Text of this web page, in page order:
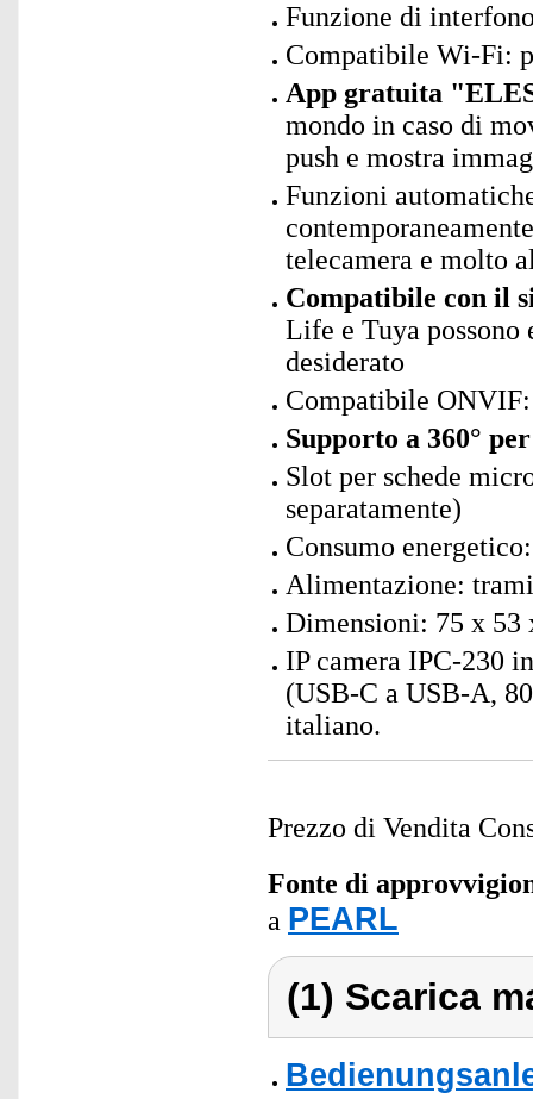
Funzione di
Compatibile Wi-Fi:
App gratuita
mondo in caso di
push e mostra
Funzioni
telecamera e molto
Compatibile con il
Life e Tuya possono
desiderato
Compatibile ONVIF:
Supporto a 360°
Slot per schede
separatamente)
Consumo
Alimentazione:
Dimensioni: 75 x 53
IP camera IPC-230
(USB-C a USB-A,
italiano.
Prezzo di Vendita
Fonte di
a PEARL
(1) Scarica